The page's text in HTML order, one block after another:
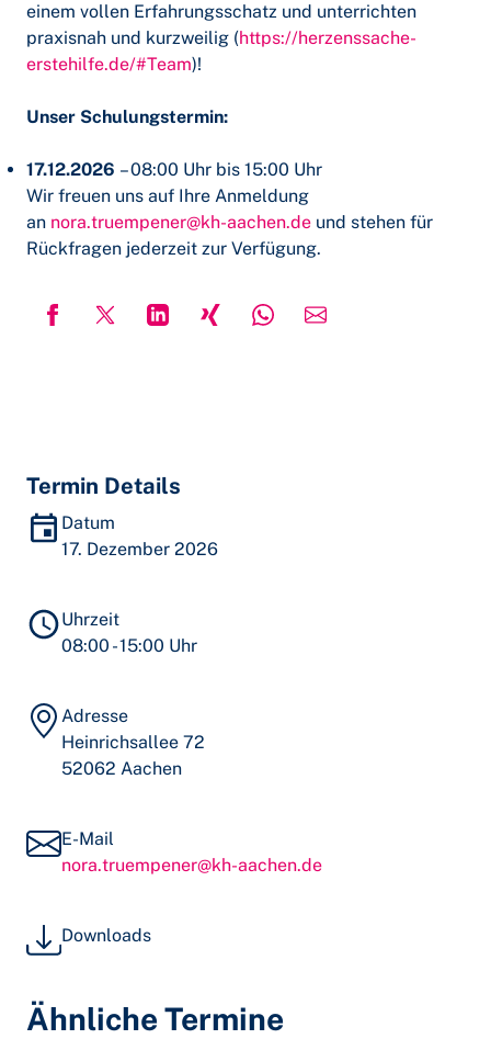
einem vollen Erfahrungsschatz und unterrichten
praxisnah und kurzweilig (https://herzenssache-
erstehilfe.de/#Team)!
Unser Schulungstermin:
17.12.2026 – 08:00 Uhr bis 15:00 Uhr
Wir freuen uns auf Ihre Anmeldung
an nora.truempener@kh-aachen.de und stehen für
Rückfragen jederzeit zur Verfügung.
Termin Details
Datum
17. Dezember 2026
Uhrzeit
08:00 - 15:00 Uhr
Adresse
Heinrichsallee 72
52062 Aachen
E-Mail
nora.truempener@kh-aachen.de
Downloads
Ähnliche Termine